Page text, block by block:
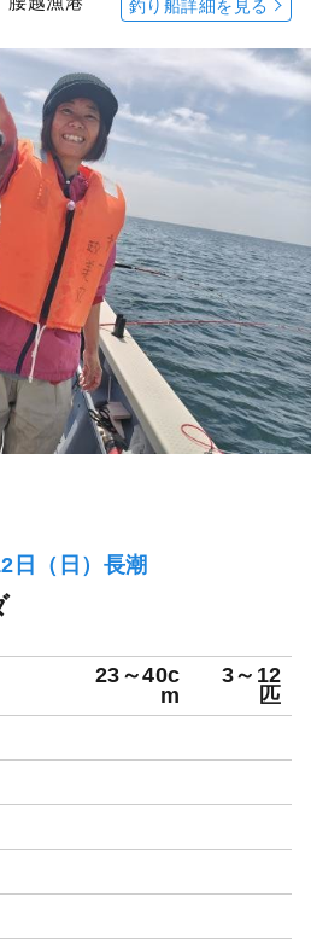
釣り船詳細を見る
日（日）長潮
23～40c
m
3～12
匹